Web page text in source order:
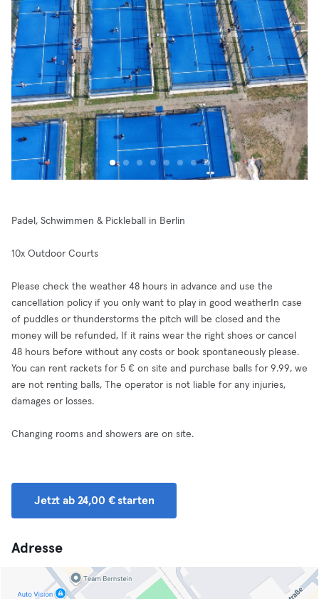
Padel, Schwimmen & Pickleball in Berlin
10x Outdoor Courts
Please check the weather 48 hours in advance and use the
cancellation policy if you only want to play in good weatherIn case
of puddles or thunderstorms the pitch will be closed and the
money will be refunded, If it rains wear the right shoes or cancel
48 hours before without any costs or book spontaneously please.
You can rent rackets for 5 € on site and purchase balls for 9.99, we
are not renting balls, The operator is not liable for any injuries,
damages or losses.
Changing rooms and showers are on site.
Jetzt ab 24,00 € starten
Adresse